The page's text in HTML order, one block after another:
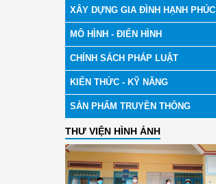
XÂY DỰNG GIA ĐÌNH HẠNH PHÚC
MÔ HÌNH - ĐIỂN HÌNH
CHÍNH SÁCH PHÁP LUẬT
KIẾN THỨC - KỸ NĂNG
SẢN PHẨM TRUYỀN THÔNG
THƯ VIỆN HÌNH ẢNH